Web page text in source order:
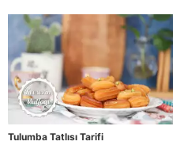
Tulumba Tatlısı Tarifi